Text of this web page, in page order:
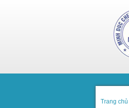
Trang chủ